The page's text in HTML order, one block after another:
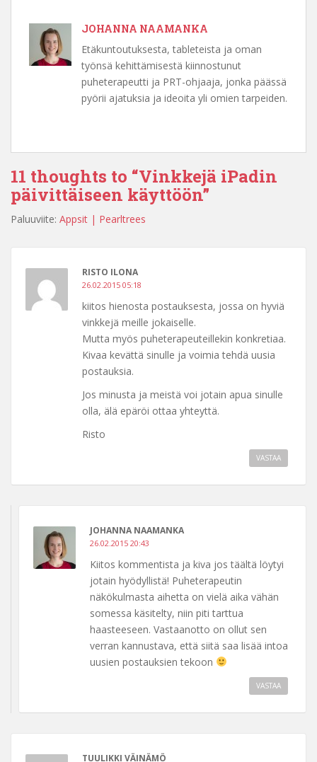
JOHANNA NAAMANKA
Etäkuntoutuksesta, tableteista ja oman
työnsä kehittämisestä kiinnostunut
puheterapeutti ja PRT-ohjaaja, jonka päässä
pyörii ajatuksia ja ideoita yli omien tarpeiden.
11 thoughts to “Vinkkejä iPadin
päivittäiseen käyttöön”
Paluuviite: Appsit | Pearltrees
RISTO ILONA
26.02.2015 05:18
kiitos hienosta postauksesta, jossa on hyviä
vinkkejä meille jokaiselle.
Mutta myös puheterapeuteillekin konkretiaa.
Kivaa kevättä sinulle ja voimia tehdä uusia
postauksia.
Jos minusta ja meistä voi jotain apua sinulle
olla, älä epäröi ottaa yhteyttä.
Risto
VASTAA
JOHANNA NAAMANKA
26.02.2015 20:43
Kiitos kommentista ja kiva jos täältä löytyi
jotain hyödyllistä! Puheterapeutin
näkökulmasta aihetta on vielä aika vähän
somessa käsitelty, niin piti tarttua
haasteeseen. Vastaanotto on ollut sen
verran kannustava, että siitä saa lisää intoa
uusien postauksien tekoon
VASTAA
TUULIKKI VÄINÄMÖ